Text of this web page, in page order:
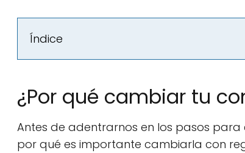
Índice
¿Por qué cambiar tu
Antes de adentrarnos en los pasos
por qué es importante cambiarla con